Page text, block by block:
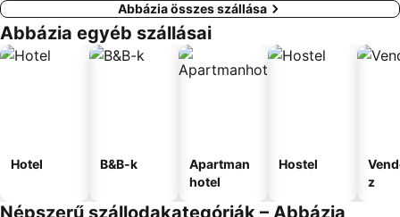
Abbázia összes szállása
Abbázia egyéb szállásai
Hotel B&B-k
Apartman
hotel
Hostel
z
Népszerű szállodakategóriák – Abbázia